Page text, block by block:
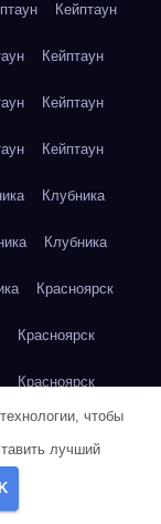
Кейптаун
Кейптаун
Кейптаун
Кейптаун
Клубника
Клубника
Красноярск
Красноярск
Красноярск
Красноярск
чтобы
лучший